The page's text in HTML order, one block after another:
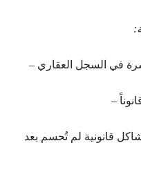
في السجل العقاري –
–
قانونية لم تُحسم بعد